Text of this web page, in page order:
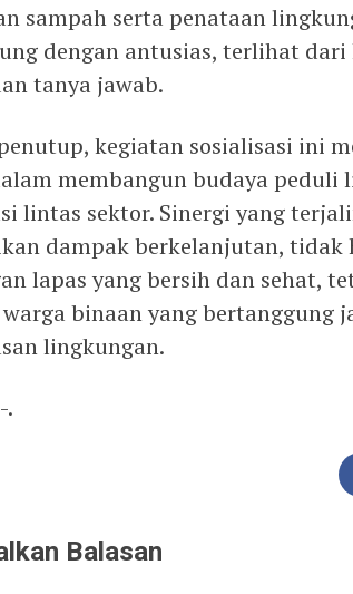
sampah serta penataan
dengan antusias, terlihat
tanya jawab.
kegiatan sosialisasi ini
membangun budaya peduli
lintas sektor. Sinergi yang
dampak berkelanjutan, tidak
lapas yang bersih dan sehat,
binaan yang bertanggung
lingkungan.
-.
Balasan